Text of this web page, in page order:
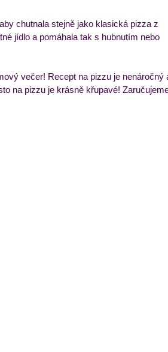
chutnala stejně jako klasická pizza z
jídlo a pomáhala tak s hubnutím nebo
večer! Recept na pizzu je nenáročný
na pizzu je krásně křupavé!